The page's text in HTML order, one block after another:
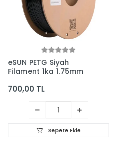
eSUN PETG Siyah
Filament 1kg 1.75mm
700,00 TL
Sepete Ekle